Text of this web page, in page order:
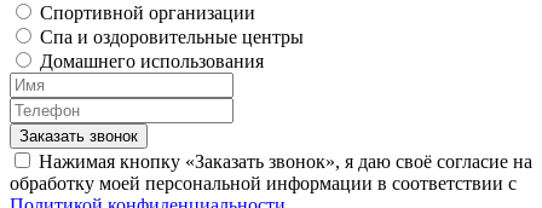
Спортивной организации
Спа и оздоровительные центры
Домашнего использования
Заказать звонок
Нажимая кнопку «Заказать звонок», я даю своё согласие на
обработку моей персональной информации в соответствии с